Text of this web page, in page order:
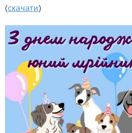
(скачати)